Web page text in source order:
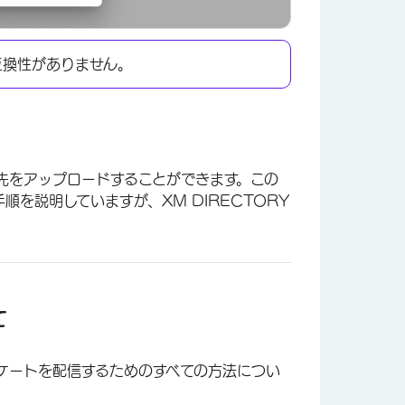
×
性がありません。
をアップロードすることができます。この
を説明していますが、XM DIRECTORY
トを配信するためのすべての方法につい